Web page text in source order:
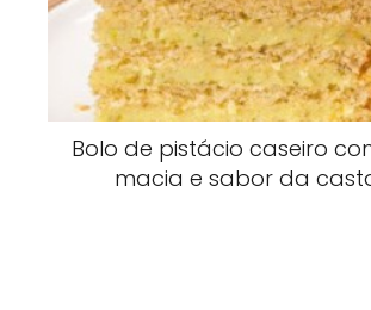
Bolo de pistácio caseiro
macia e sabor da